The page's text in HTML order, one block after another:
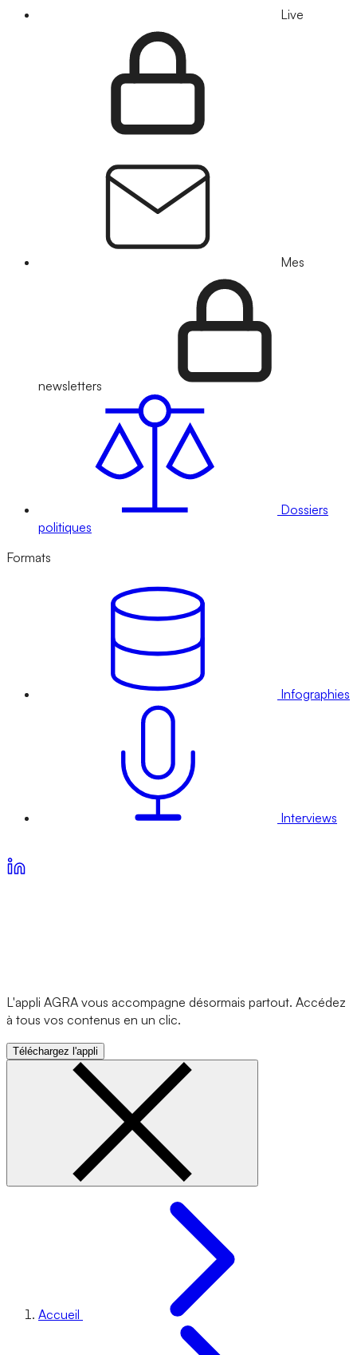
Live
Mes
newsletters
Dossiers
politiques
Formats
Infographies
Interviews
L'appli AGRA vous accompagne désormais partout. Accédez
à tous vos contenus en un clic.
Téléchargez l'appli
Accueil